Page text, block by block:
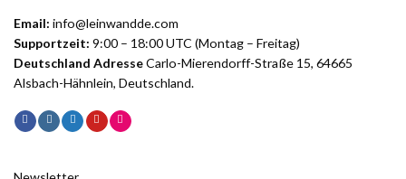
Email: info@leinwandde.com
Supportzeit: 9:00 – 18:00 UTC (Montag – Freitag)
Deutschland AdresseCarlo-Mierendorff-Straße 15, 64665
Alsbach-Hähnlein, Deutschland.